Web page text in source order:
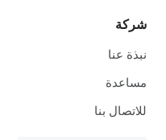
شركة
نبذة عنا
مساعدة
للاتصال بنا